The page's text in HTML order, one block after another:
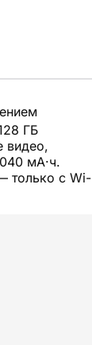
ГБ
видео,
мА·ч.
только с Wi-